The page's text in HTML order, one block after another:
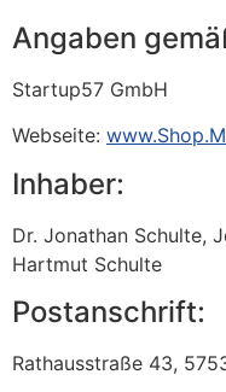
Angaben
Startup57 GmbH
Webseite:
Inhaber:
Dr. Jonathan Schulte,
Hartmut Schulte
Postanschrift:
Rathausstraße 43,